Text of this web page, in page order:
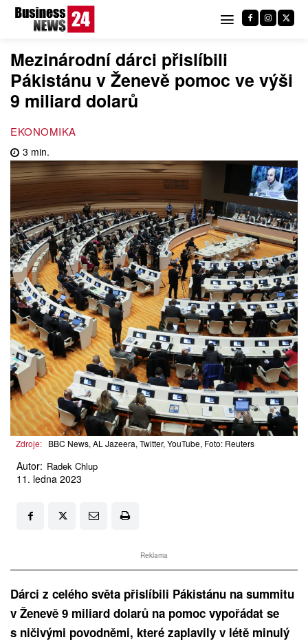
Mezinárodní dárci přislíbili
Pákistánu v Ženevě pomoc ve výši
9 miliard dolarů
EKONOMIKA
3 min.
Zdroje: BBC News, AL Jazeera, Twitter, YouTube, Foto: Reuters
Autor: Radek Chlup
11. ledna 2023
Reklama
Dárci z celého světa přislíbili Pákistánu na summitu
v Ženevě 9 miliard dolarů na pomoc vypořádat se
s ničivými povodněmi, které zaplavily v létě minulý